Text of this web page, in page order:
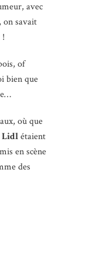
avec
on savait
!
of
bien que
où que
Lidlétaient
en scène
des